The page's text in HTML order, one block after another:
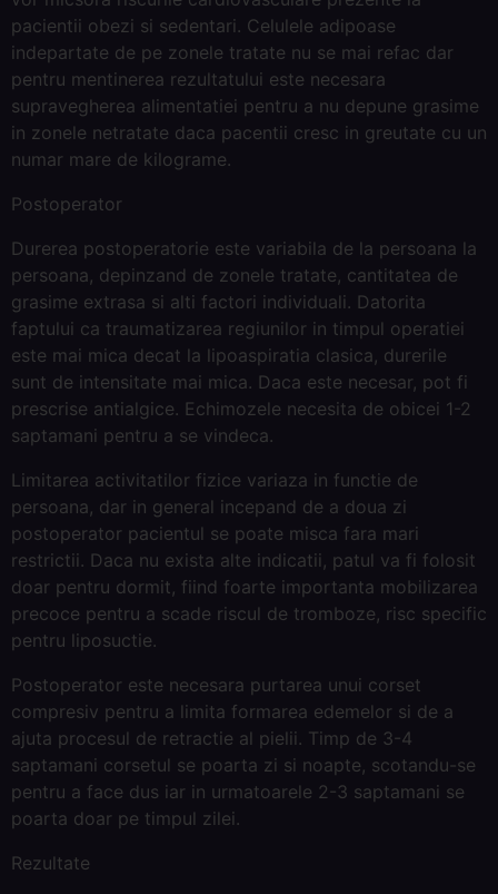
pacientii obezi si sedentari. Celulele adipoase
indepartate de pe zonele tratate nu se mai refac dar
pentru mentinerea rezultatului este necesara
supravegherea alimentatiei pentru a nu depune grasime
in zonele netratate daca pacentii cresc in greutate cu un
numar mare de kilograme.
Postoperator
Durerea postoperatorie este variabila de la persoana la
persoana, depinzand de zonele tratate, cantitatea de
grasime extrasa si alti factori individuali. Datorita
faptului ca traumatizarea regiunilor in timpul operatiei
este mai mica decat la lipoaspiratia clasica, durerile
sunt de intensitate mai mica. Daca este necesar, pot fi
prescrise antialgice. Echimozele necesita de obicei 1-2
saptamani pentru a se vindeca.
Limitarea activitatilor fizice variaza in functie de
persoana, dar in general incepand de a doua zi
postoperator pacientul se poate misca fara mari
restrictii. Daca nu exista alte indicatii, patul va fi folosit
doar pentru dormit, fiind foarte importanta mobilizarea
precoce pentru a scade riscul de tromboze, risc specific
pentru liposuctie.
Postoperator este necesara purtarea unui corset
compresiv pentru a limita formarea edemelor si de a
ajuta procesul de retractie al pielii. Timp de 3-4
saptamani corsetul se poarta zi si noapte, scotandu-se
pentru a face dus iar in urmatoarele 2-3 saptamani se
poarta doar pe timpul zilei.
Rezultate